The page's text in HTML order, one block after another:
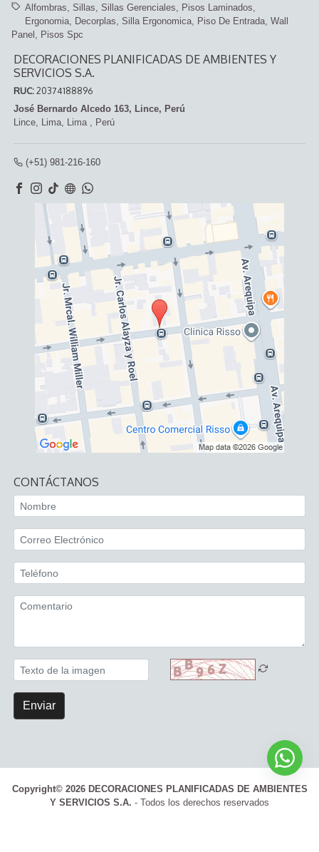
Alfombras
Sillas Sillas Gerenciales
Pisos Laminados
Ergonomia
Decorplas Silla Ergonomica Piso De Entrada Wall
Panel
Pisos Spc
DECORACIONES PLANIFICADAS DE AMBIENTES Y
SERVICIOS S.A.
RUC:20374188896
José Bernardo Alcedo 163, Lince, Perú
Lince, Lima, Lima , Perú
(+51) 981-216-160
CONTÁCTANOS
Enviar
Copyright© 2026 DECORACIONES PLANIFICADAS DE AMBIENTES
Y SERVICIOS S.A. - Todos los derechos reservados